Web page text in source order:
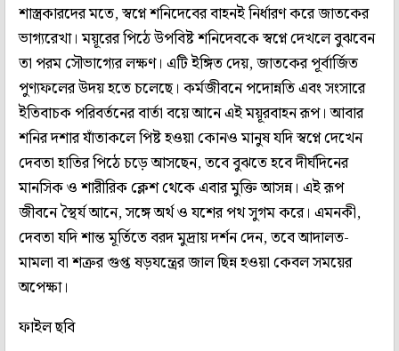
শাস্ত্রকারদের মতে, স্বপ্নে শনিদেবের বাহনই নির্ধারণ করে জাতকের
ভাগ্যরেখা। ময়ূরের পিঠে উপবিষ্ট শনিদেবকে স্বপ্নে দেখলে বুঝবেন
তা পরম সৌভাগ্যের লক্ষণ। এটি ইঙ্গিত দেয়, জাতকের পূর্বার্জিত
পুণ্যফলের উদয় হতে চলেছে। কর্মজীবনে পদোন্নতি এবং সংসারে
ইতিবাচক পরিবর্তনের বার্তা বয়ে আনে এই ময়ূরবাহন রূপ। আবার
শনির দশার যাঁতাকলে পিষ্ট হওয়া কোনও মানুষ যদি স্বপ্নে দেখেন
দেবতা হাতির পিঠে চড়ে আসছেন, তবে বুঝতে হবে দীর্ঘদিনের
মানসিক ও শারীরিক ক্লেশ থেকে এবার মুক্তি আসন্ন। এই রূপ
জীবনে স্থৈর্য আনে, সঙ্গে অর্থ ও যশের পথ সুগম করে। এমনকী,
দেবতা যদি শান্ত মূর্তিতে বরদ মুদ্রায় দর্শন দেন, তবে আদালত-
মামলা বা শত্রুর গুপ্ত ষড়যন্ত্রের জাল ছিন্ন হওয়া কেবল সময়ের
অপেক্ষা।
ফাইল ছবি